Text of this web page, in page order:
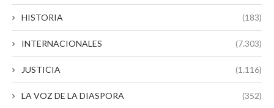
HISTORIA (183)
INTERNACIONALES (7.303)
JUSTICIA (1.116)
LA VOZ DE LA DIASPORA (352)